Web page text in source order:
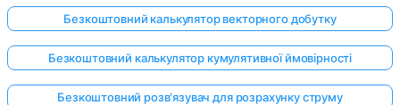
Безкоштовний калькулятор векторного добутку
Безкоштовний калькулятор кумулятивної ймовірності
Безкоштовний розв'язувач для розрахунку струму